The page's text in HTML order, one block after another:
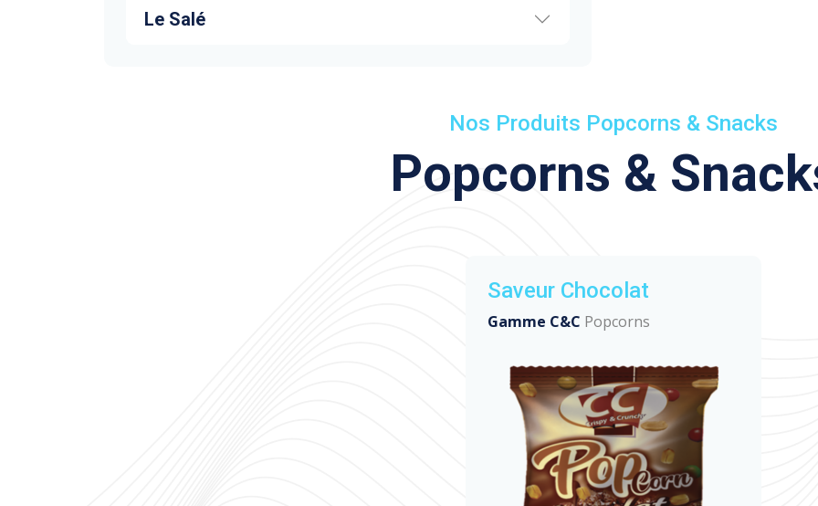
Le Salé
Nos Produits Popcorns & Snacks
Popcorns &
Saveur Chocolat
Gamme C&C Popcorns